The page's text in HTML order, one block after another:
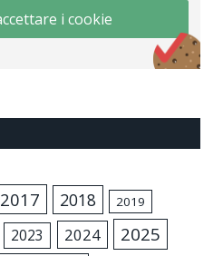
i cookie
2017 2018 2019
2023 2024 2025